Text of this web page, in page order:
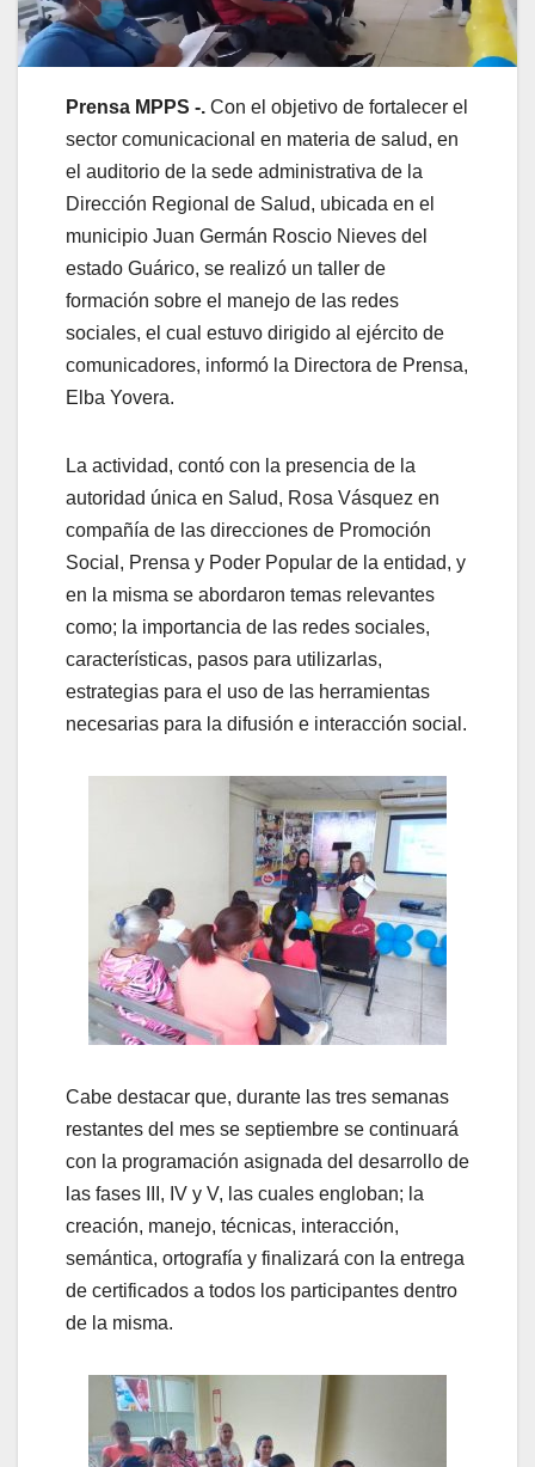
Prensa MPPS -. Con el objetivo de fortalecer el
sector comunicacional en materia de salud, en
el auditorio de la sede administrativa de la
Dirección Regional de Salud, ubicada en el
municipio Juan Germán Roscio Nieves del
estado Guárico, se realizó un taller de
formación sobre el manejo de las redes
sociales, el cual estuvo dirigido al ejército de
comunicadores, informó la Directora de Prensa,
Elba Yovera.
La actividad, contó con la presencia de la
autoridad única en Salud, Rosa Vásquez en
compañía de las direcciones de Promoción
Social, Prensa y Poder Popular de la entidad, y
en la misma se abordaron temas relevantes
como; la importancia de las redes sociales,
características, pasos para utilizarlas,
estrategias para el uso de las herramientas
necesarias para la difusión e interacción social.
Cabe destacar que, durante las tres semanas
restantes del mes se septiembre se continuará
con la programación asignada del desarrollo de
las fases III, IV y V, las cuales engloban; la
creación, manejo, técnicas, interacción,
semántica, ortografía y finalizará con la entrega
de certificados a todos los participantes dentro
de la misma.